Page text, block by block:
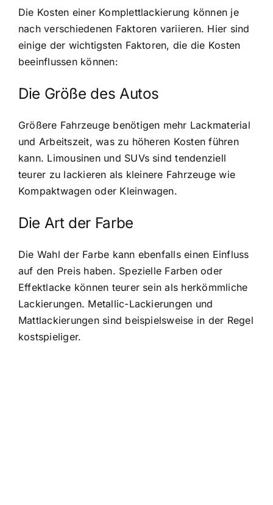
Die Kosten einer Komplettlackierung können je
nach verschiedenen Faktoren variieren. Hier sind
einige der wichtigsten Faktoren, die die Kosten
beeinflussen können:
Die Größe des Autos
Größere Fahrzeuge benötigen mehr Lackmaterial
und Arbeitszeit, was zu höheren Kosten führen
kann. Limousinen und SUVs sind tendenziell
teurer zu lackieren als kleinere Fahrzeuge wie
Kompaktwagen oder Kleinwagen.
Die Art der Farbe
Die Wahl der Farbe kann ebenfalls einen Einfluss
auf den Preis haben. Spezielle Farben oder
Effektlacke können teurer sein als herkömmliche
Lackierungen. Metallic-Lackierungen und
Mattlackierungen sind beispielsweise in der Regel
kostspieliger.